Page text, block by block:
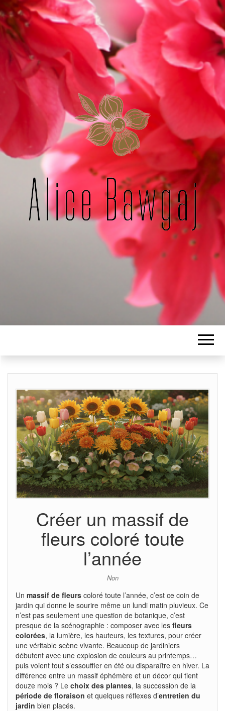
ALICE
BAWGAJ
Les petits mots d'Alice
Créer un massif de
fleurs coloré toute
l’année
Non
Un massif de fleurs coloré toute l’année, c’est ce coin de
jardin qui donne le sourire même un lundi matin pluvieux. Ce
n’est pas seulement une question de botanique, c’est
presque de la scénographie : composer avec les fleurs
colorées, la lumière, les hauteurs, les textures, pour créer
une véritable scène vivante. Beaucoup de jardiniers
débutent avec une explosion de couleurs au printemps…
puis voient tout s’essouffler en été ou disparaître en hiver. La
différence entre un massif éphémère et un décor qui tient
douze mois ? Le choix des plantes, la succession de la
période de floraison et quelques réflexes d’entretien du
jardin bien placés.